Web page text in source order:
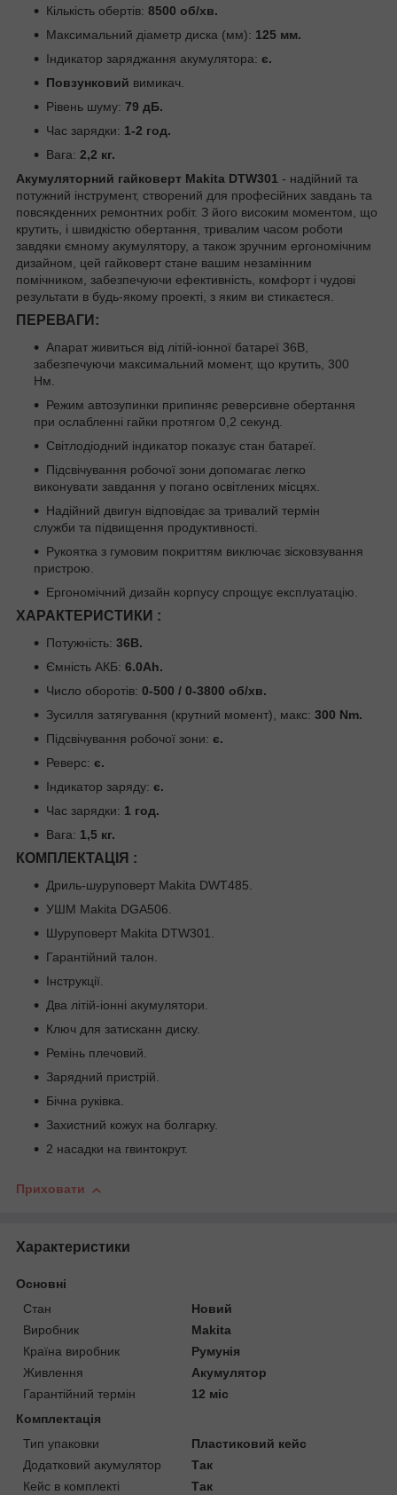
Кількість обертів: 8500 об/хв.
Максимальний діаметр диска (мм): 125 мм.
Індикатор заряджання акумулятора: є.
Повзунковий вимикач.
Рівень шуму: 79 дБ.
Час зарядки: 1-2 год.
Вага: 2,2 кг.
Акумуляторний гайковерт Makita DTW301 - надійний та
потужний інструмент, створений для професійних завдань та
повсякденних ремонтних робіт. З його високим моментом, що
крутить, і швидкістю обертання, тривалим часом роботи
завдяки ємному акумулятору, а також зручним ергономічним
дизайном, цей гайковерт стане вашим незамінним
помічником, забезпечуючи ефективність, комфорт і чудові
результати в будь-якому проекті, з яким ви стикаєтеся.
ПЕРЕВАГИ:
Апарат живиться від літій-іонної батареї 36В,
забезпечуючи максимальний момент, що крутить, 300
Нм.
Режим автозупинки припиняє реверсивне обертання
при ослабленні гайки протягом 0,2 секунд.
Світлодіодний індикатор показує стан батареї.
Підсвічування робочої зони допомагає легко
виконувати завдання у погано освітлених місцях.
Надійний двигун відповідає за тривалий термін
служби та підвищення продуктивності.
Рукоятка з гумовим покриттям виключає зісковзування
пристрою.
Ергономічний дизайн корпусу спрощує експлуатацію.
ХАРАКТЕРИСТИКИ :
Потужність: 36В.
Ємність АКБ: 6.0Ah.
Число оборотів: 0-500 / 0-3800 об/хв.
Зусилля затягування (крутний момент), макс: 300 Nm.
Підсвічування робочої зони: є.
Реверс: є.
Індикатор заряду: є.
Час зарядки: 1 год.
Вага: 1,5 кг.
КОМПЛЕКТАЦІЯ :
Дриль-шуруповерт Makita DWT485.
УШМ Makita DGA506.
Шуруповерт Makita DTW301.
Гарантійний талон.
Інструкції.
Два літій-іонні акумулятори.
Ключ для затисканн диску.
Ремінь плечовий.
Зарядний пристрій.
Бічна руківка.
Захистний кожух на болгарку.
2 насадки на гвинтокрут.
Приховати
Характеристики
Основні
Стан
Новий
Виробник
Makita
Країна виробник
Румунія
Живлення
Акумулятор
Гарантійний термін
12 міс
Комплектація
Тип упаковки
Пластиковий кейс
Додатковий акумулятор
Так
Кейс в комплекті
Так